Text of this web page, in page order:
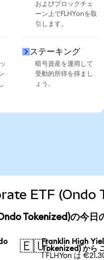
およびブロックチェ
ーン上でFLHYonを取
引します。
ステーキング
暗号資産を運用して
受動的所得を得まし
ょう。
ETF (Ondo
Tokenized)の今日
🇪🇺Franklin High
Tokenized) から
1 FLHYon は